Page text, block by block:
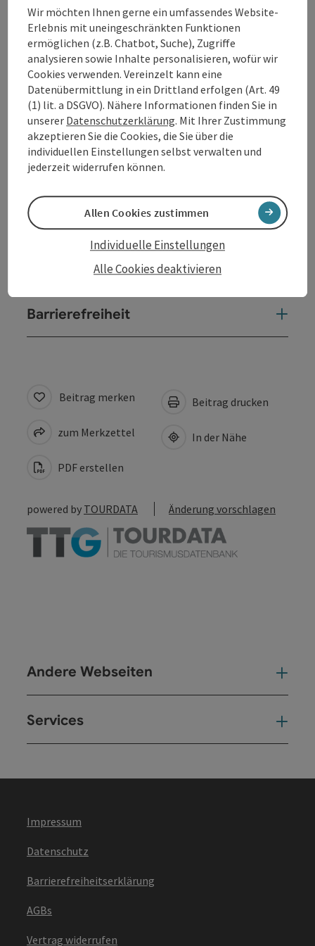
Programmen.
Im Anschluss gibt es die Möglichkeit, sich bei einem
Imbiss im Restaurant BRUCKNER’S auszutauschen
und dabei den Blick auf die Donau zu genießen.
Kontakt
Anreise/Lage
Barrierefreiheit
Beitrag merken
zum Merkzettel
PDF erstellen
Beitrag drucken
In der Nähe
powered by TOURDATA Änderung vorschlagen
Andere Webseiten
Services
Impressum
Datenschutz
Barrierefreiheitserklärung
AGBs
Vertrag widerrufen
Wir möchten Ihnen gerne ein umfassendes Website-
Erlebnis mit uneingeschränkten Funktionen
ermöglichen (z.B. Chatbot, Suche), Zugriffe
analysieren sowie Inhalte personalisieren, wofür wir
Cookies verwenden. Vereinzelt kann eine
Datenübermittlung in ein Drittland erfolgen (Art. 49
(1) lit. a DSGVO). Nähere Informationen finden Sie in
unserer Datenschutzerklärung. Mit Ihrer Zustimmung
akzeptieren Sie die Cookies, die Sie über die
individuellen Einstellungen selbst verwalten und
jederzeit widerrufen können.
Alle Cookies deaktivieren
Individuelle Einstellungen
Allen Cookies zustimmen